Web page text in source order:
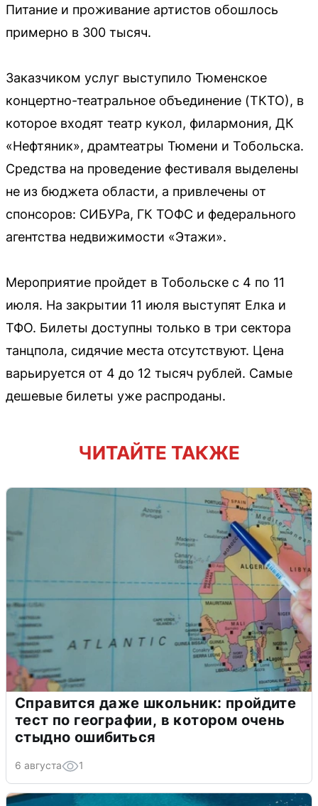
Питание и проживание артистов обошлось
примерно в 300 тысяч.
Заказчиком услуг выступило Тюменское
концертно-театральное объединение (ТКТО), в
которое входят театр кукол, филармония, ДК
«Нефтяник», драмтеатры Тюмени и Тобольска.
Средства на проведение фестиваля выделены
не из бюджета области, а привлечены от
спонсоров: СИБУРа, ГК ТОФС и федерального
агентства недвижимости «Этажи».
Мероприятие пройдет в Тобольске с 4 по 11
июля. На закрытии 11 июля выступят Елка и
ТФО. Билеты доступны только в три сектора
танцпола, сидячие места отсутствуют. Цена
варьируется от 4 до 12 тысяч рублей. Самые
дешевые билеты уже распроданы.
ЧИТАЙТЕ ТАКЖЕ
Справится даже школьник: пройдите
тест по географии, в котором очень
стыдно ошибиться
6 августа 1